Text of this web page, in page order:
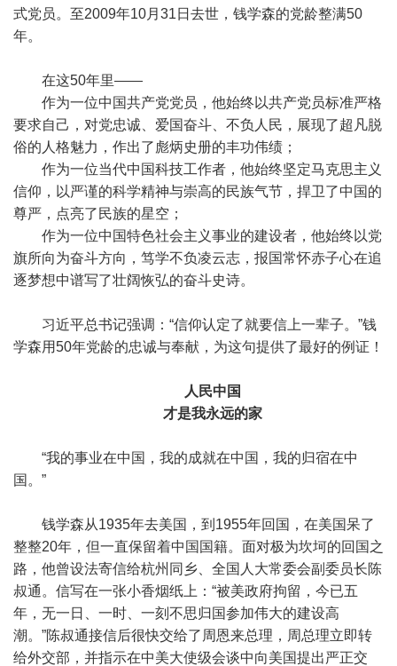
式党员。至2009年10月31日去世，钱学森的党龄整满50
年。
在这50年里——
作为一位中国共产党党员，他始终以共产党员标准严格
要求自己，对党忠诚、爱国奋斗、不负人民，展现了超凡脱
俗的人格魅力，作出了彪炳史册的丰功伟绩；
作为一位当代中国科技工作者，他始终坚定马克思主义
信仰，以严谨的科学精神与崇高的民族气节，捍卫了中国的
尊严，点亮了民族的星空；
作为一位中国特色社会主义事业的建设者，他始终以党
旗所向为奋斗方向，笃学不负凌云志，报国常怀赤子心在追
逐梦想中谱写了壮阔恢弘的奋斗史诗。
习近平总书记强调：“信仰认定了就要信上一辈子。”钱
学森用50年党龄的忠诚与奉献，为这句提供了最好的例证！
人民中国
才是我永远的家
“我的事业在中国，我的成就在中国，我的归宿在中
国。”
钱学森从1935年去美国，到1955年回国，在美国呆了
整整20年，但一直保留着中国国籍。面对极为坎坷的回国之
路，他曾设法寄信给杭州同乡、全国人大常委会副委员长陈
叔通。信写在一张小香烟纸上：“被美政府拘留，今已五
年，无一日、一时、一刻不思归国参加伟大的建设高
潮。”陈叔通接信后很快交给了周恩来总理，周总理立即转
给外交部，并指示在中美大使级会谈中向美国提出严正交